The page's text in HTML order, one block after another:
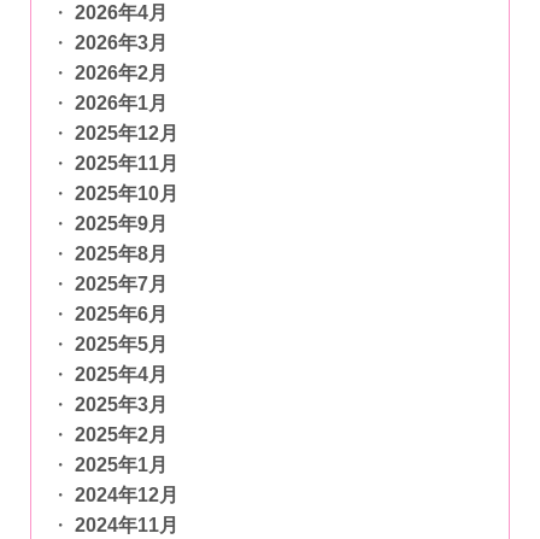
2026年4月
2026年3月
2026年2月
2026年1月
2025年12月
2025年11月
2025年10月
2025年9月
2025年8月
2025年7月
2025年6月
2025年5月
2025年4月
2025年3月
2025年2月
2025年1月
2024年12月
2024年11月